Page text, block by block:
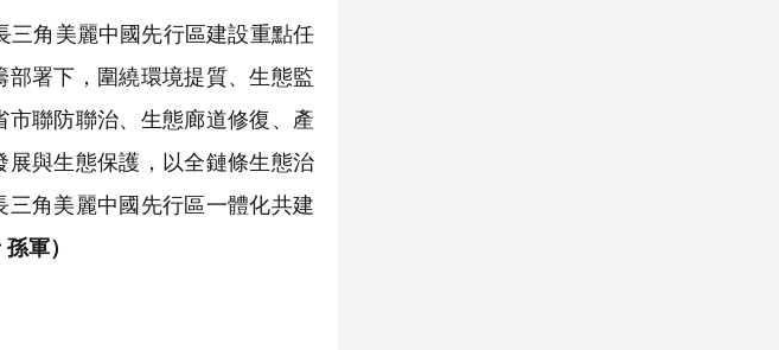
角美麗中國先行區建設重點任
署下，圍繞環境提質、生態監
聯防聯治、生態廊道修復、產
與生態保護，以全鏈條生態治
角美麗中國先行區一體化共建
孫軍）